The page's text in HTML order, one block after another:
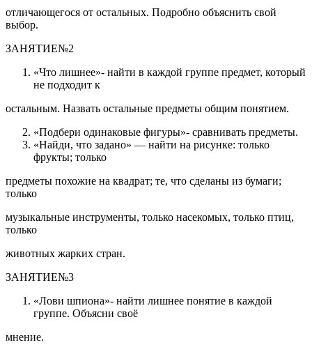
отличающегося от остальных. Подробно объяснить свой
выбор.
ЗАНЯТИЕ№2
«Что лишнее»- найти в каждой группе предмет, который
не подходит к
остальным. Назвать остальные предметы общим понятием.
«Подбери одинаковые фигуры»- сравнивать предметы.
«Найди, что задано» — найти на рисунке: только
фрукты; только
предметы похожие на квадрат; те, что сделаны из бумаги;
только
музыкальные инструменты, только насекомых, только птиц,
только
животных жарких стран.
ЗАНЯТИЕ№3
«Лови шпиона»- найти лишнее понятие в каждой
группе. Объясни своё
мнение.